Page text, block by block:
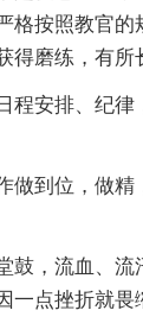
格按照教官的
得磨练，有所
安排、纪律
到位，做精
，流血、流
一点挫折就畏